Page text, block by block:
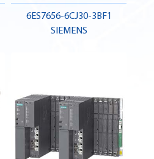
6ES7656-6CJ30-3BF1
SIEMENS